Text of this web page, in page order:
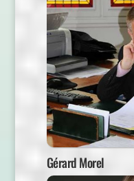
Gérard Morel